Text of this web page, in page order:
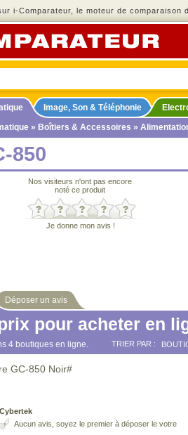
i-Comparateur, le moteur de comparaison
Image, Son & Téléphonie
» Boîtiers & Accessoires »
850
Nos visiteurs n'ont pas encore
noté ce produit
Je donne mon avis !
Déposer un avis
pour acheter en
4 boutiques en ligne. TRIER PAR :
GC-850 Noir#
Cybertek
Aucun avis, soyez le premier à déposer le votre